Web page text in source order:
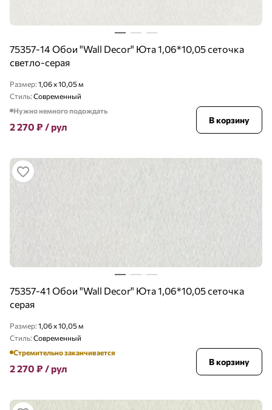
75357-14 Обои "Wall Decor" Юта 1,06*10,05 сеточка
светло-серая
Размер: 1,06 x 10,05 м
Стиль: Современный
Нужно немного подождать
2 270 ₽ / рул
В корзину
75357-41 Обои "Wall Decor" Юта 1,06*10,05 сеточка
серая
Размер: 1,06 x 10,05 м
Стиль: Современный
Стремительно заканчивается
2 270 ₽ / рул
В корзину